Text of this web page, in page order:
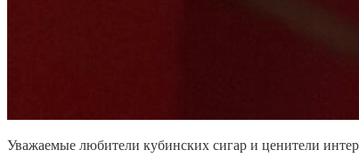
Уважаемые любители кубинских сигар и ценители